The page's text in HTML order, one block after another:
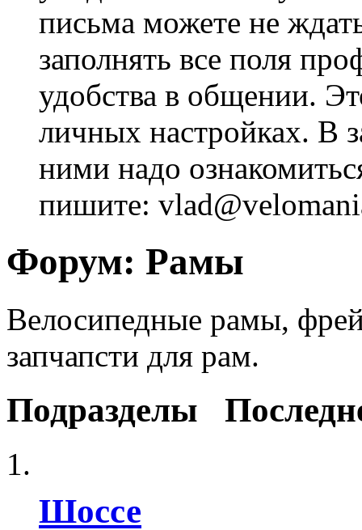
письма можете не
заполнять все поля
удобства в общении.
личных настройках. В
ними надо
пишите:
Форум: Рамы
Велосипедные рамы,
запчапсти для рам.
Подразделы
Шоссе